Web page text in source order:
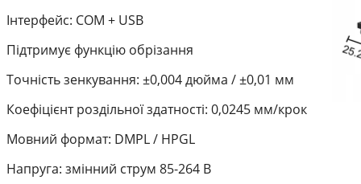
Інтерфейс: COM + USB
Підтримує функцію обрізання
Точність зенкування: ±0,004 дюйма / ±0,01 мм
Коефіцієнт роздільної здатності: 0,0245 мм/крок
Мовний формат: DMPL / HPGL
Напруга: змінний струм 85-264 В